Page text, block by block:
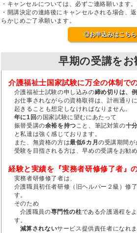
・キャンセルについては、必ずご連絡願います。
・開講決定の連絡後にキャンセルされる場合、
らかじめご了承願います。
◎お申込みはこちら
早期の受講を
介護福祉士国家試験に万全の体制で
介護福祉士試験の申し込みの締め切りは、
お仕事されながらの資格取得は、計画通り
起きることも想定しなければなりません。
年に1回の国家試験に望むにあたって
振替受講の余裕を持つこと、筆記対策の十
と私達は強く感じております。
また、無資格の方は最低6カ月の受講期間が
受験を目指される方は、早めの受講をお勧め
経験と実績を『実務者研修修了者』
実務者研修修了者は、
介護職員初任者研修（旧ヘルパー２級）修
す。
そのため
介護職員の専門性の柱である介護過程を
す。
減算されないサービス提供責任者になれま